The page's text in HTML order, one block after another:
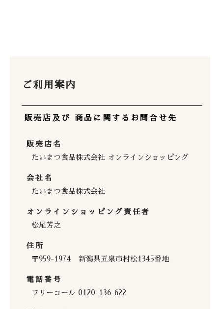
ご利用案内
販売店及び 商品に関するお問合せ先
販売店名
たいまつ食品株式会社 オンラインショッピング
会社名
たいまつ食品株式会社
オンラインショッピング責任者
松尾芳之
住所
〒959-1974 新潟県五泉市村松1345番地
電話番号
フリーコール 0120-136-622